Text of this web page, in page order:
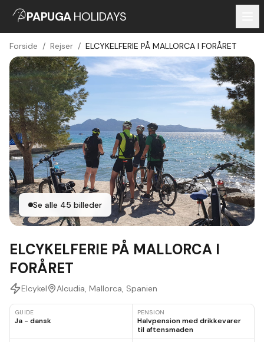
PAPUGAHOLIDAYS
Forside / Rejser / ELCYKELFERIE PÅ MALLORCA I FORÅRET
Se alle 45 billeder
ELCYKELFERIE PÅ MALLORCA I
FORÅRET
Elcykel Alcudia, Mallorca, Spanien
GUIDE
Ja - dansk
PENSION
Halvpension med drikkevarer
til aftensmaden